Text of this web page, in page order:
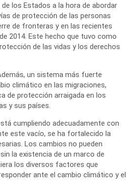
los Estados a la hora de abordar
de protección de las personas
de fronteras y en las recientes
2014. Este hecho que tuvo como
de las vidas y los derechos
un sistema más fuerte
climático en las migraciones,
de protección arraigada en los
y sus países.
cumpliendo adecuadamente con
este vacío, se ha fortalecido la
Los cambios no pueden
la existencia de un marco de
los diversos factores que
ante el cambio climático y el